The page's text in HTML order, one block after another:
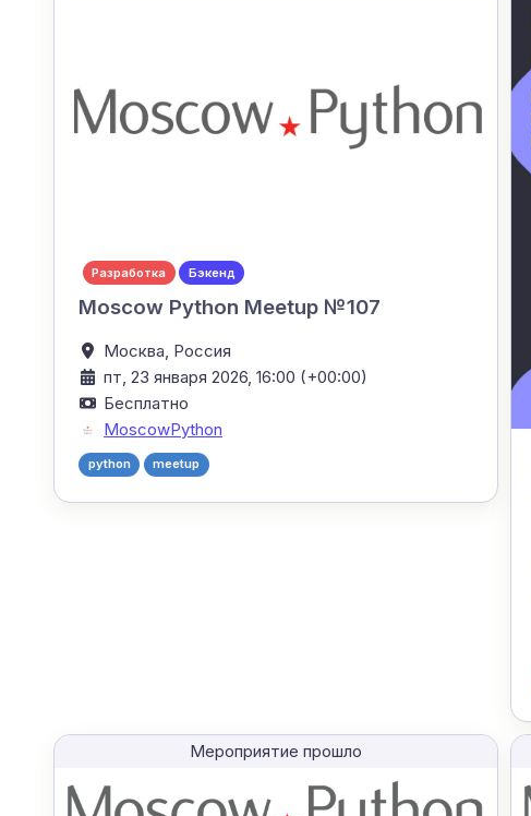
Разработка Бэкенд
Moscow Python Meetup №107
Москва, Россия
пт, 23 января 2026, 16:00 (+00:00)
Бесплатно
MoscowPython
python meetup
Мероприятие прошло